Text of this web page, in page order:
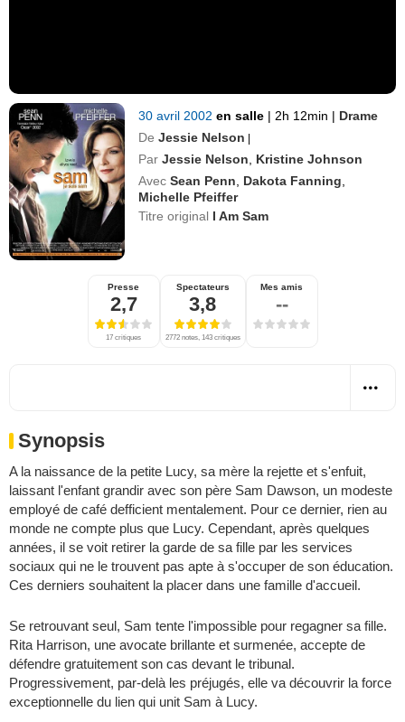
30 avril 2002en salle | 2h 12min | Drame
De Jessie Nelson |
Par Jessie Nelson
Kristine Johnson
Avec Sean Penn Dakota Fanning
Michelle Pfeiffer
Titre original I Am Sam
Presse
2,7
17 critiques
Spectateurs
3,8
2772 notes, 143 critiques
Mes amis
--
Synopsis
A la naissance de la petite Lucy, sa mère la rejette et s'enfuit,
laissant l'enfant grandir avec son père Sam Dawson, un modeste
employé de café defficient mentalement. Pour ce dernier, rien au
monde ne compte plus que Lucy. Cependant, après quelques
années, il se voit retirer la garde de sa fille par les services
sociaux qui ne le trouvent pas apte à s'occuper de son éducation.
Ces derniers souhaitent la placer dans une famille d'accueil.
Se retrouvant seul, Sam tente l'impossible pour regagner sa fille.
Rita Harrison, une avocate brillante et surmenée, accepte de
défendre gratuitement son cas devant le tribunal.
Progressivement, par-delà les préjugés, elle va découvrir la force
exceptionnelle du lien qui unit Sam à Lucy.